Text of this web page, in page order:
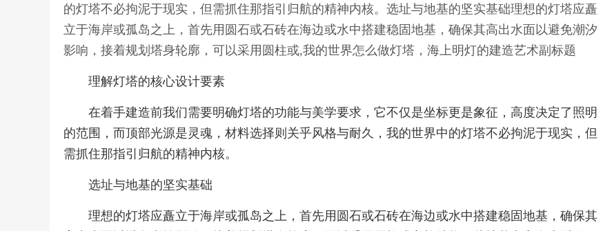
的灯塔不必拘泥于现实，但需抓住那指引归航的精神内核。选址与地基的坚实基础理想的灯塔应矗
立于海岸或孤岛之上，首先用圆石或石砖在海边或水中搭建稳固地基，确保其高出水面以避免潮汐
影响，接着规划塔身轮廓，可以采用圆柱或,我的世界怎么做灯塔，海上明灯的建造艺术副标题
理解灯塔的核心设计要素
在着手建造前我们需要明确灯塔的功能与美学要求，它不仅是坐标更是象征，高度决定了照明
的范围，而顶部光源是灵魂，材料选择则关乎风格与耐久，我的世界中的灯塔不必拘泥于现实，但
需抓住那指引归航的精神内核。
选址与地基的坚实基础
理想的灯塔应矗立于海岸或孤岛之上，首先用圆石或石砖在海边或水中搭建稳固地基，确保其